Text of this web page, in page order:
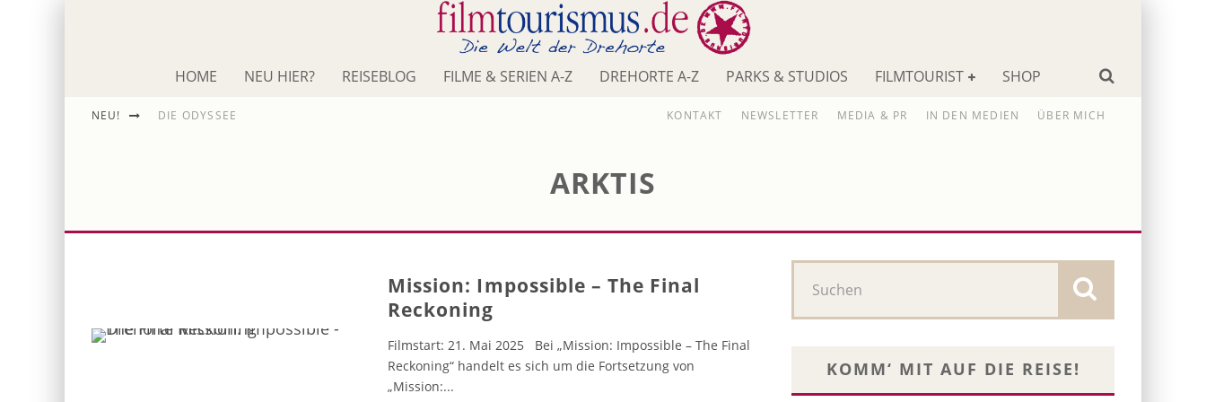
HOME NEU HIER? REISEBLOG FILME & SERIEN A-Z DREHORTE A-Z PARKS & STUDIOS FILMTOURIST SHOP
NEU! DIE ODYSSEE KONTAKT NEWSLETTER MEDIA & PR IN DEN MEDIEN ÜBER MICH
ARKTIS
Mission: Impossible – The Final
Reckoning
Filmstart: 21. Mai 2025 Bei „Mission: Impossible – The Final
Reckoning“ handelt es sich um die Fortsetzung von
„Mission:...
KOMM‘ MIT AUF DIE REISE!